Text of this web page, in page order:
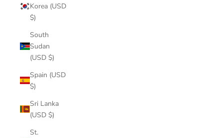
Korea (USD
$)
South
Sudan
(USD $)
Spain (USD
$)
Sri Lanka
(USD $)
St.